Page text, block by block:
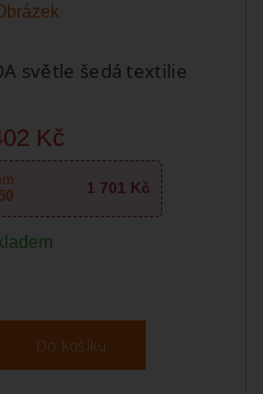
světle šedá textilie
Kč
1 701 Kč
Do košíku